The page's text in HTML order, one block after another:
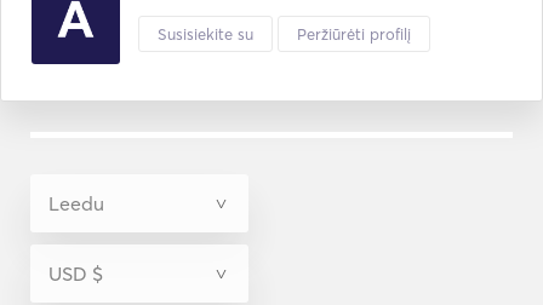
Susisiekite su Peržiūrėti profilį